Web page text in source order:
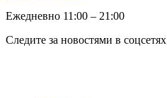
Ежедневно 11:00 ‒ 21:00
Следите за новостями в соцсетях